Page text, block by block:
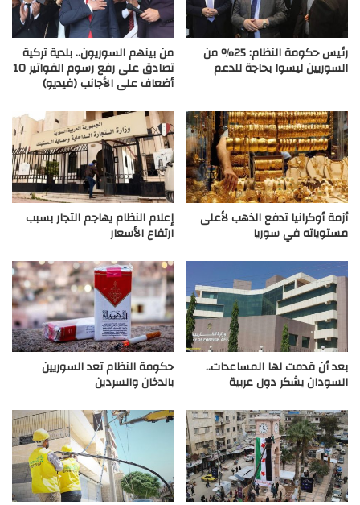
رئيس حكومة النظام: 25% من
السوريين ليسوا بحاجة للدعم
من بينهم السوريون.. بلدية تركية
تصادق على رفع رسوم الفواتير 10
أضعاف على الأجانب (فيديو)
أزمة أوكرانيا تدفع الذهب لأعلى
مستوياته في سوريا
إعلام النظام يهاجم التجار بسبب
ارتفاع الأسعار
بعد أن قدمت لها المساعدات..
السودان يشكر دول عربية
حكومة النظام تعد السوريين
بالدخان والسردين